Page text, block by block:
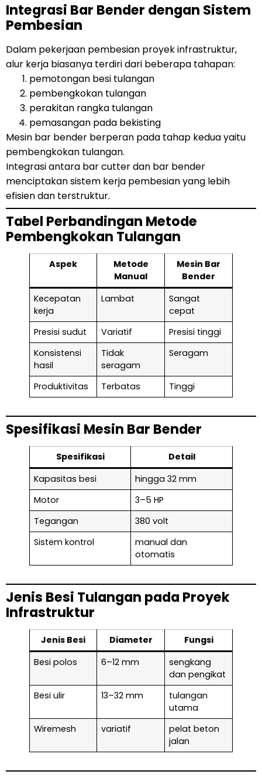
Integrasi Bar Bender dengan Sistem
Pembesian
Dalam pekerjaan pembesian proyek infrastruktur,
alur kerja biasanya terdiri dari beberapa tahapan:
pemotongan besi tulangan
pembengkokan tulangan
perakitan rangka tulangan
pemasangan pada bekisting
Mesin bar bender berperan pada tahap kedua yaitu
pembengkokan tulangan.
Integrasi antara bar cutter dan bar bender
menciptakan sistem kerja pembesian yang lebih
efisien dan terstruktur.
Tabel Perbandingan Metode
Pembengkokan Tulangan
Aspek
Metode
Manual
Mesin Bar
Bender
Kecepatan
kerja
Lambat
Sangat
cepat
Presisi sudut
Variatif
Presisi tinggi
Konsistensi
hasil
Tidak
seragam
Seragam
Produktivitas Terbatas Tinggi
Spesifikasi Mesin Bar Bender
Spesifikasi
Detail
Kapasitas besi
hingga 32 mm
Motor
3–5 HP
Tegangan
380 volt
Sistem kontrol
manual dan
otomatis
Jenis Besi Tulangan pada Proyek
Infrastruktur
Jenis Besi Diameter
Fungsi
Besi polos
6–12 mm
sengkang
dan pengikat
Besi ulir
13–32 mm
tulangan
utama
Wiremesh
variatif
pelat beton
jalan